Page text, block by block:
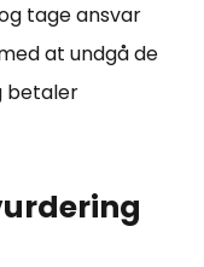
tage ansvar
at undgå de
betaler